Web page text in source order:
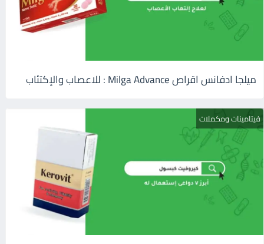
ميلجا ادفانس اقراص Milga Advance : للاعصاب والإكتئاب
فيتامينات ومكملات